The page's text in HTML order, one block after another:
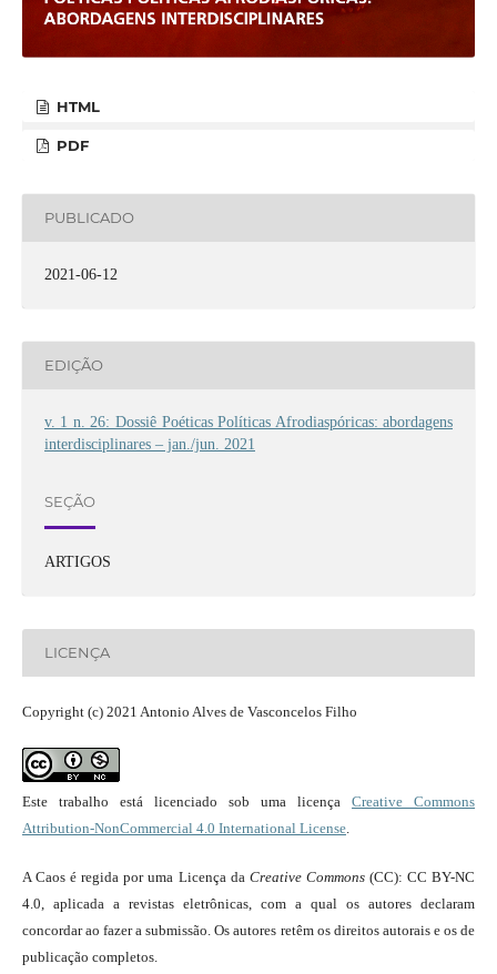
HTML
PDF
PUBLICADO
2021-06-12
EDIÇÃO
v. 1 n. 26: Dossiê Poéticas Políticas Afrodiaspóricas: abordagens
interdisciplinares – jan./jun. 2021
SEÇÃO
ARTIGOS
LICENÇA
Copyright (c) 2021 Antonio Alves de Vasconcelos Filho
Este trabalho está licenciado sob uma licençaCreative Commons
Attribution-NonCommercial 4.0 International License.
A Caos é regida por uma Licença da Creative Commons(CC): CC BY-NC
4.0, aplicada a revistas eletrônicas, com a qual os autores declaram
concordar ao fazer a submissão. Os autores retêm os direitos autorais e os de
publicação completos.